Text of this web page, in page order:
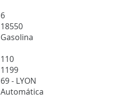
6
18550
Gasolina
110
1199
69 - LYON
Automática